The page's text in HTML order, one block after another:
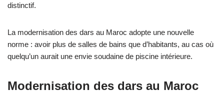
distinctif.
La modernisation des dars au Maroc adopte une nouvelle
norme : avoir plus de salles de bains que d’habitants, au cas où
quelqu’un aurait une envie soudaine de piscine intérieure.
Modernisation des dars au Maroc